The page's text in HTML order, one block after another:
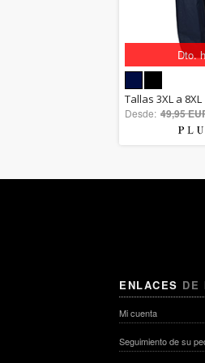
Dto.
5.00
out
Tallas 3XL a 8XL
Desde: 49,95
ENLACES DE
Mi cuenta
Seguimiento de su